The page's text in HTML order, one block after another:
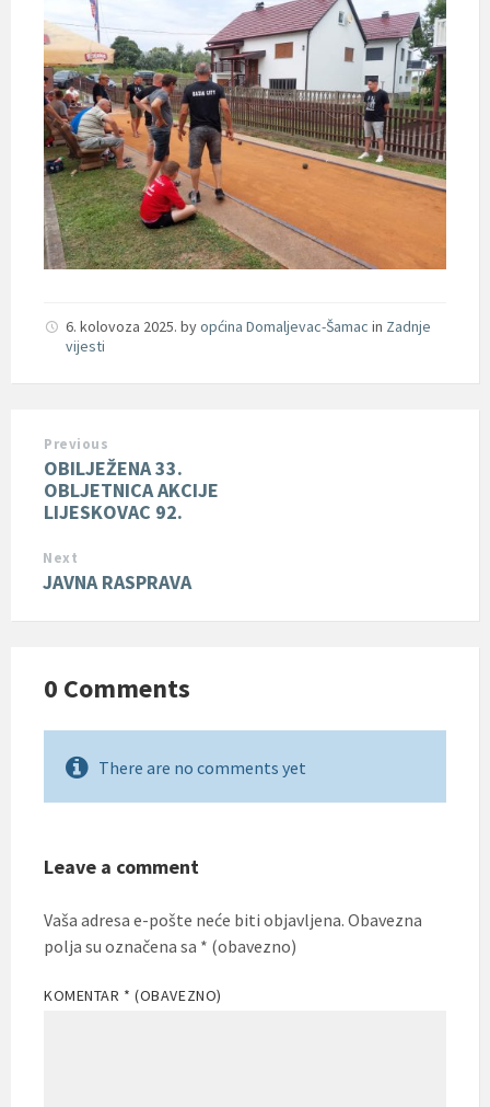
6. kolovoza 2025. byopćina Domaljevac-Šamac in Zadnje
vijesti
Previous
OBILJEŽENA 33.
OBLJETNICA AKCIJE
LIJESKOVAC 92.
Next
JAVNA RASPRAVA
0 Comments
There are no comments yet
Leave a comment
Vaša adresa e-pošte neće biti objavljena. Obavezna
polja su označena sa * (obavezno)
KOMENTAR * (OBAVEZNO)